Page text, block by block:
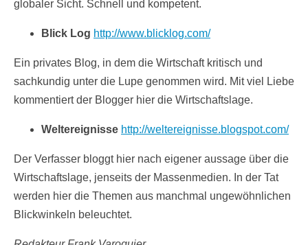
globaler Sicht. Schnell und kompetent.
Blick Log http://www.blicklog.com/
Ein privates Blog, in dem die Wirtschaft kritisch und
sachkundig unter die Lupe genommen wird. Mit viel Liebe
kommentiert der Blogger hier die Wirtschaftslage.
Weltereignisse http://weltereignisse.blogspot.com/
Der Verfasser bloggt hier nach eigener aussage über die
Wirtschaftslage, jenseits der Massenmedien. In der Tat
werden hier die Themen aus manchmal ungewöhnlichen
Blickwinkeln beleuchtet.